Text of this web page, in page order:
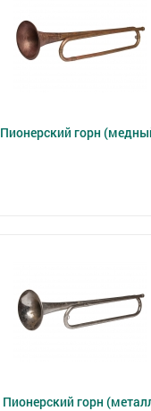
Пионерский горн
Пионерский горн